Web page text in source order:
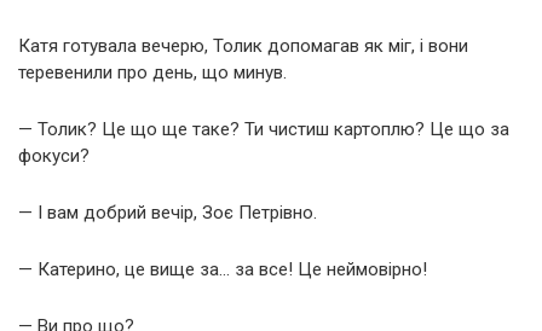
Катя готувала вечерю, Толик допомагав як міг, і вони
теревенили про день, що минув.
— Толик? Це що ще таке? Ти чистиш картоплю? Це що за
фокуси?
— І вам добрий вечір, Зоє Петрівно.
— Катерино, це вище за… за все! Це неймовірно!
— Ви про що?